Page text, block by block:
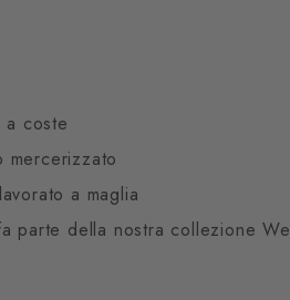
a coste
mercerizzato
a maglia
parte della nostra collezione We